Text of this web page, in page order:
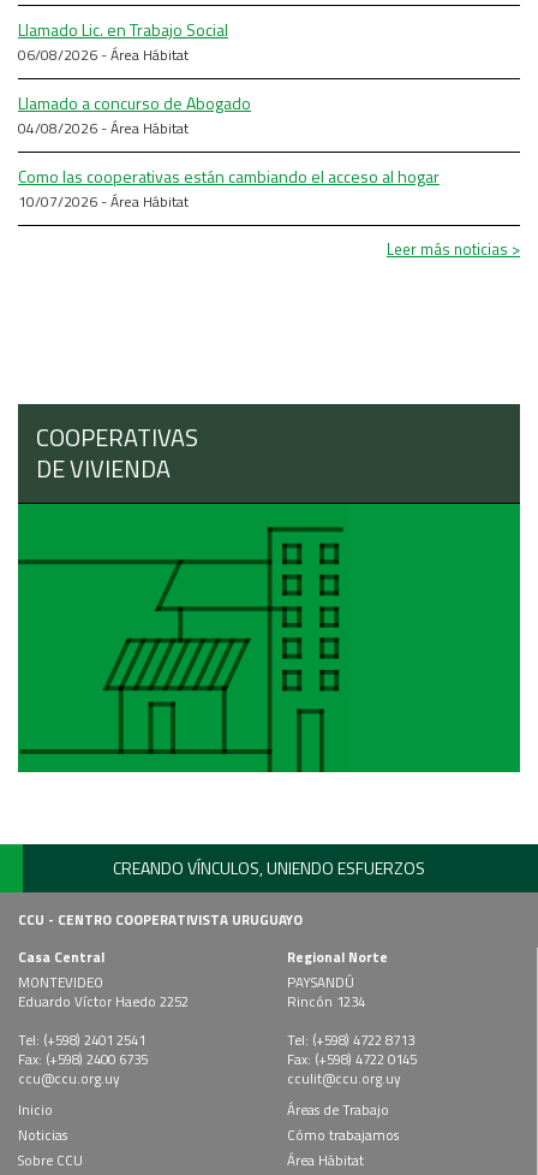
Llamado Lic. en Trabajo Social
06/08/2026 - Área Hábitat
Llamado a concurso de Abogado
04/08/2026 - Área Hábitat
Como las cooperativas están cambiando el acceso al hogar
10/07/2026 - Área Hábitat
Leer más noticias >
COOPERATIVAS
DE VIVIENDA
CREANDO VÍNCULOS, UNIENDO ESFUERZOS
CCU - CENTRO COOPERATIVISTA URUGUAYO
Casa Central
MONTEVIDEO
Eduardo Víctor Haedo 2252
Tel: (+598) 2401 2541
Fax: (+598) 2400 6735
ccu@ccu.org.uy
Regional Norte
PAYSANDÚ
Rincón 1234
Tel: (+598) 4722 8713
Fax: (+598) 4722 0145
cculit@ccu.org.uy
Inicio
Noticias
Sobre CCU
Áreas de Trabajo
Cómo trabajamos
Área Hábitat